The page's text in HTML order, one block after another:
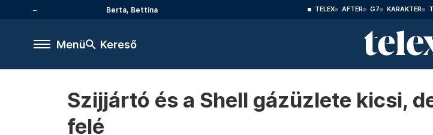
Berta, Bettina TELEX AFTER G7 KARAKTER
Menü Kereső
Szijjártó és a Shell gázüzlete kicsi,
felé